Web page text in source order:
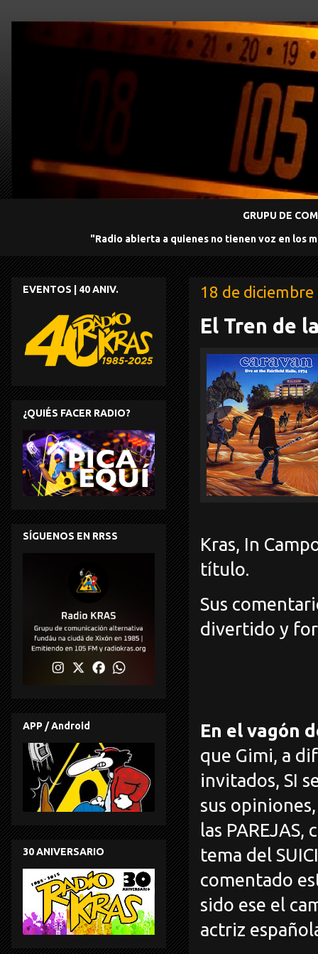
GRUPU DE
"Radio abierta a quienes no tienen voz en los
18 de
El Tren de
Kras, In
título.
Sus
divertido y
En el vagón
que Gimi, a
invitados, SI
sus
las
tema del
comentado
sido ese el
actriz
EVENTOS | 40 ANIV.
¿QUIÉS FACER RADIO?
SÍGUENOS EN RRSS
APP / Android
30 ANIVERSARIO